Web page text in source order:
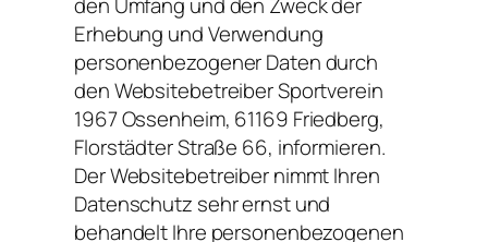
den Umfang und den Zweck der
Erhebung und Verwendung
personenbezogener Daten durch
den Websitebetreiber Sportverein
1967 Ossenheim, 61169 Friedberg,
Florstädter Straße 66, informieren.
Der Websitebetreiber nimmt Ihren
Datenschutz sehr ernst und
behandelt Ihre personenbezogenen